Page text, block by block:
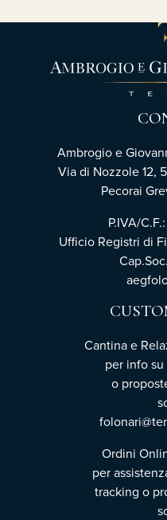
Ambrogio e
Via di Nozzole 12,
Pecorai
P.IVA/
Ufficio Registri di
Cantina e
per info
o
Ordini
per
tracking o